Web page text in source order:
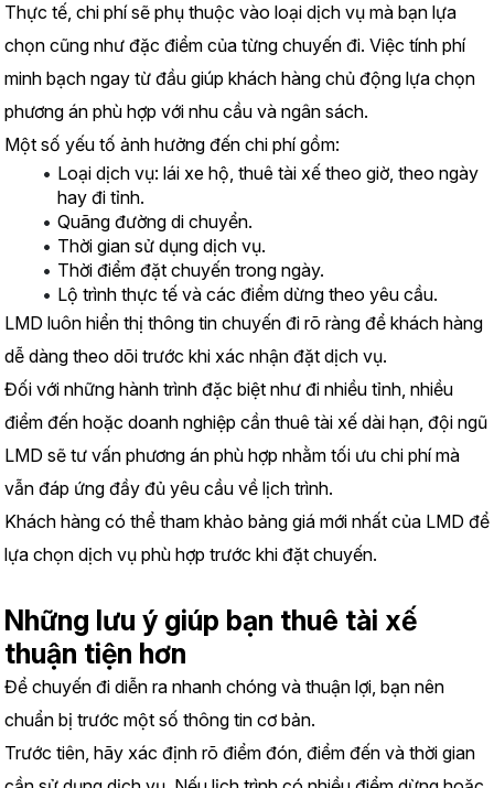
Thực tế, chi phí sẽ phụ thuộc vào loại dịch vụ mà bạn lựa
chọn cũng như đặc điểm của từng chuyến đi. Việc tính phí
minh bạch ngay từ đầu giúp khách hàng chủ động lựa chọn
phương án phù hợp với nhu cầu và ngân sách.
Một số yếu tố ảnh hưởng đến chi phí gồm:
Loại dịch vụ: lái xe hộ, thuê tài xế theo giờ, theo ngày
hay đi tỉnh.
Quãng đường di chuyển.
Thời gian sử dụng dịch vụ.
Thời điểm đặt chuyến trong ngày.
Lộ trình thực tế và các điểm dừng theo yêu cầu.
LMD luôn hiển thị thông tin chuyến đi rõ ràng để khách hàng
dễ dàng theo dõi trước khi xác nhận đặt dịch vụ.
Đối với những hành trình đặc biệt như đi nhiều tỉnh, nhiều
điểm đến hoặc doanh nghiệp cần thuê tài xế dài hạn, đội ngũ
LMD sẽ tư vấn phương án phù hợp nhằm tối ưu chi phí mà
vẫn đáp ứng đầy đủ yêu cầu về lịch trình.
Khách hàng có thể tham khảo bảng giá mới nhất của LMD để
lựa chọn dịch vụ phù hợp trước khi đặt chuyến.
Những lưu ý giúp bạn thuê tài xế
thuận tiện hơn
Để chuyến đi diễn ra nhanh chóng và thuận lợi, bạn nên
chuẩn bị trước một số thông tin cơ bản.
Trước tiên, hãy xác định rõ điểm đón, điểm đến và thời gian